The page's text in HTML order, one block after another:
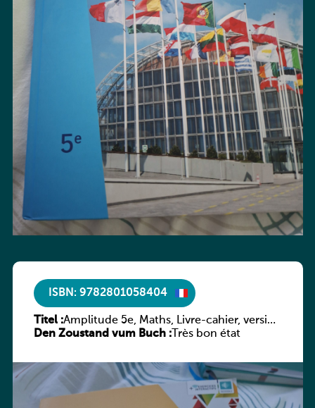
ISBN: 9782801058404
Titel :Amplitude 5e, Maths, Livre-cahier, version
luxembourgeoise
Den Zoustand vum Buch :Très bon état